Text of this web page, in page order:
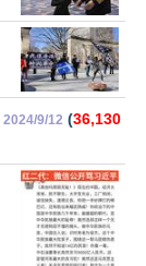
2024/9/12 (36,130